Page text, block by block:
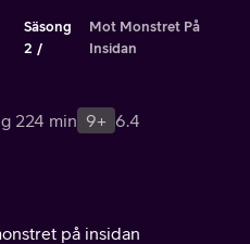
Säsong
2
Mot Monstret På
Insidan
224 min 9+ 6.4
på insidan